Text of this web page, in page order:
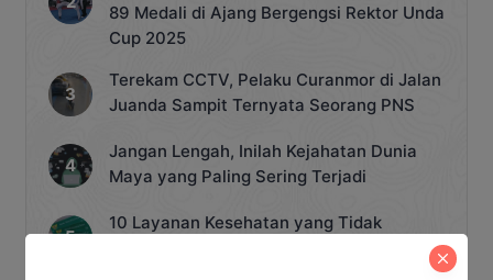
89 Medali di Ajang Bergengsi Rektor Unda
Cup 2025
Terekam CCTV, Pelaku Curanmor di Jalan
Juanda Sampit Ternyata Seorang PNS
Jangan Lengah, Inilah Kejahatan Dunia
Maya yang Paling Sering Terjadi
10 Layanan Kesehatan yang Tidak